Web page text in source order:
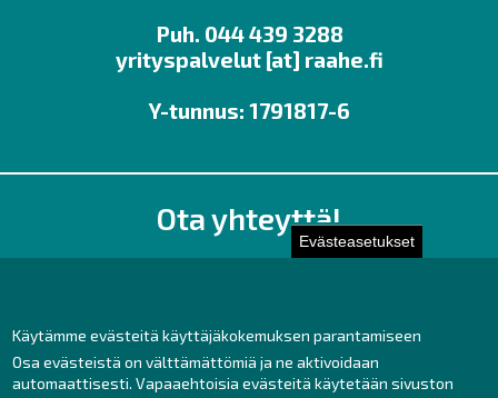
Evästeasetukset
Käytämme evästeitä käyttäjäkokemuksen parantamiseen
Osa evästeistä on välttämättömiä ja ne aktivoidaan
automaattisesti. Vapaaehtoisia evästeitä käytetään sivuston
Puh. 044 439 3288
yrityspalvelut[at] raahe.fi
Y-tunnus: 1791817-6
Ota yhteyttä!
Toimisto
Facebook